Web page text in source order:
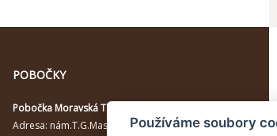
POBOČKY
Pobočka Moravská Třebová
Adresa: nám.T.G.Masaryka 114/10a, Moravská
Používáme soubory